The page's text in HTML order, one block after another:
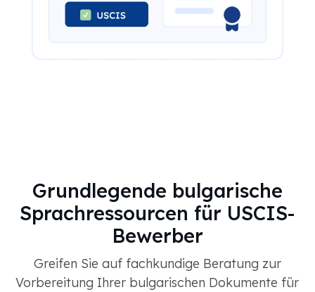
Grundlegende bulgarische
Sprachressourcen für USCIS-
Bewerber
Greifen Sie auf fachkundige Beratung zur
Vorbereitung Ihrer bulgarischen Dokumente für